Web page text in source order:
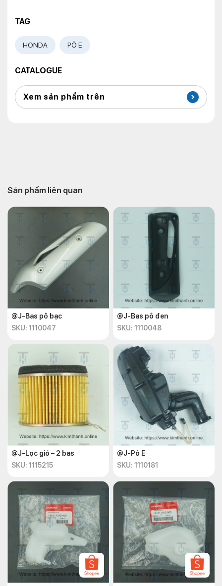
TAG
HONDA PÔ E
CATALOGUE
Xem sản phẩm trên
Sản phẩm liên quan
@J-Bas pô bạc
SKU: 1110047
@J-Bas pô đen
SKU: 1110048
@J-Lọc gió – 2 bas
SKU: 1115215
@J-Pô E
SKU: 1110181